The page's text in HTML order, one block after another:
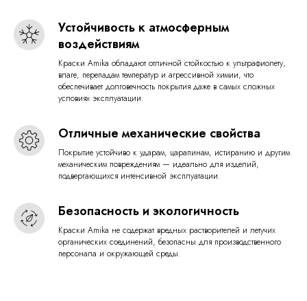
Устойчивость к атмосферным
воздействиям
Краски Amika обладают отличной стойкостью к ультрафиолету,
влаге, перепадам температур и агрессивной химии, что
обеспечивает долговечность покрытия даже в самых сложных
условиях эксплуатации.
Отличные механические свойства
Покрытие устойчиво к ударам, царапинам, истиранию и другим
механическим повреждениям — идеально для изделий,
подвергающихся интенсивной эксплуатации.
Безопасность и экологичность
Краски Amika не содержат вредных растворителей и летучих
органических соединений, безопасны для производственного
персонала и окружающей среды.